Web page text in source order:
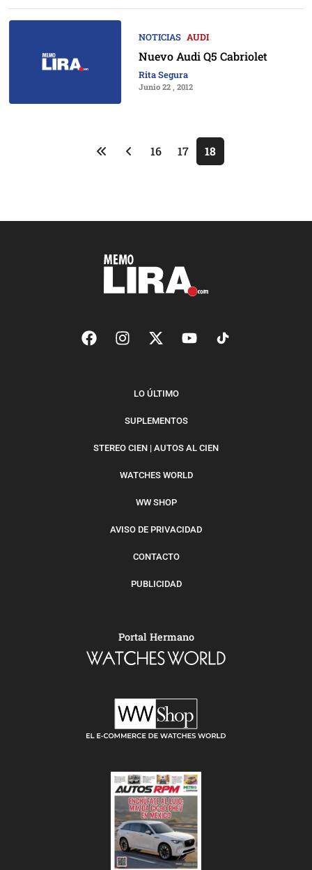
NOTICIAS AUDI
Nuevo Audi Q5 Cabriolet
Rita Segura
Junio 22 , 2012
16 17 18
LO ÚLTIMO
SUPLEMENTOS
STEREO CIEN | AUTOS AL CIEN
WATCHES WORLD
WW SHOP
AVISO DE PRIVACIDAD
CONTACTO
PUBLICIDAD
Portal Hermano